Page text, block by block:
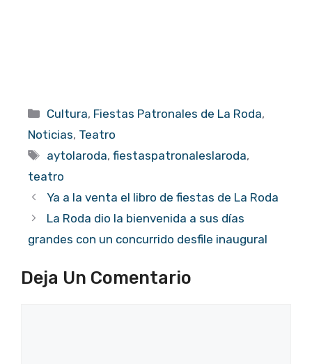
Categorías
Cultura, Fiestas Patronales de La Roda,
Noticias, Teatro
Etiquetas
aytolaroda,fiestaspatronaleslaroda,
teatro
Ya a la venta el libro de fiestas de La Roda
La Roda dio la bienvenida a sus días
grandes con un concurrido desfile inaugural
Deja Un Comentario